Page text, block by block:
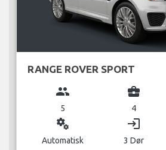
RANGE ROVER SPORT
group
5
business_center
4
miscellaneous_services
Automatisk
login
3 Dør